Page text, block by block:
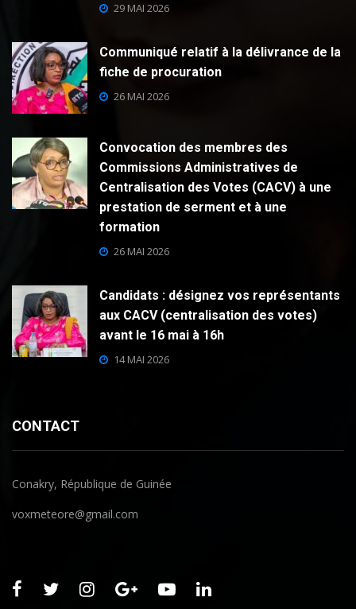
29 MAI 2026
Communiqué relatif à la délivrance de la
fiche de procuration
26 MAI 2026
Convocation des membres des
Commissions Administratives de
Centralisation des Votes (CACV) à une
prestation de serment et à une
formation
26 MAI 2026
Candidats : désignez vos représentants
aux CACV (centralisation des votes)
avant le 16 mai à 16h
14 MAI 2026
CONTACT
Conakry, République de Guinée
voxmeteore@gmail.com